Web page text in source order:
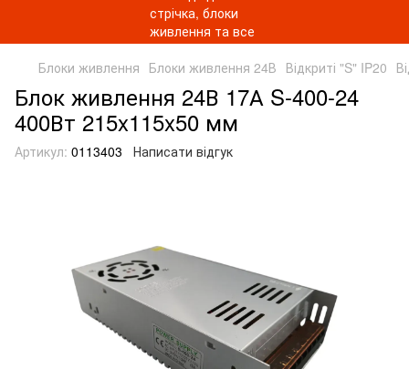
Блоки живлення Блоки живлення 24В Відкриті "S" IP20
Блок живлення 24В 17А S-400-24
400Вт 215x115x50 мм
Артикул: 0113403 Написати відгук